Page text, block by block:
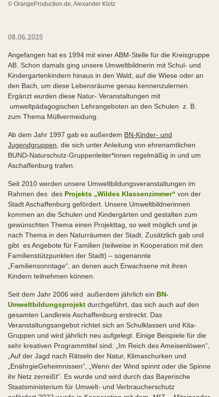
© OrangeProduction.de, Alexander Klotz
08.06.2025
Angefangen hat es 1994 mit einer ABM-Stelle für die Kreisgruppe
AB. Schon damals ging unsere Umweltbildnerin mit Schul- und
Kindergartenkindern hinaus in den Wald, auf die Wiese oder an
den Bach, um diese Lebensräume genau kennenzulernen.
Ergänzt wurden diese Natur- Veranstaltungen mit
umweltpädagogischen Lehrangeboten an den Schulen z. B.
zum Thema Müllvermeidung.
Ab dem Jahr 1997 gab es außerdem BN-Kinder- und
Jugendgruppen , die sich unter Anleitung von ehrenamtlichen
BUND-Naturschutz-Gruppenleiter*innen regelmäßig in und um
Aschaffenburg trafen.
Seit 2010 werden unsere Umweltbildungsveranstaltungen im
Rahmen des des Projekts „Wildes Klassenzimmer“ von der
Stadt Aschaffenburg gefördert. Unsere Umweltbildnerinnen
kommen an die Schulen und Kindergärten und gestalten zum
gewünschten Thema einen Projekttag, so weit möglich und je
nach Thema in den Naturräumen der Stadt. Zusätzlich gab und
gibt es Angebote für Familien (teilweise in Kooperation mit den
Familienstützpunkten der Stadt) – sogenannte
„Familiensonntage“, an denen auch Erwachsene mit ihren
Kindern teilnehmen können.
Seit dem Jahr 2006 wird außerdem jährlich ein BN-
Umweltbildungsprojekt durchgeführt, das sich auch auf den
gesamten Landkreis Aschaffenburg erstreckt. Das
Veranstaltungsangebot richtet sich an Schulklassen und Kita-
Gruppen und wird jährlich neu aufgelegt. Einige Beispiele für die
sehr kreativen Programmtitel sind: „Im Reich des Ameisenlöwen“,
„Auf der Jagd nach Rätseln der Natur, Klimaschurken und
„EnährgieGeheimnissen“, „Wenn der Wind spinnt oder die Spinne
ihr Netz zerreißt“. Es wurde und wird durch das Bayerische
Staatsministerium für Umwelt- und Verbraucherschutz